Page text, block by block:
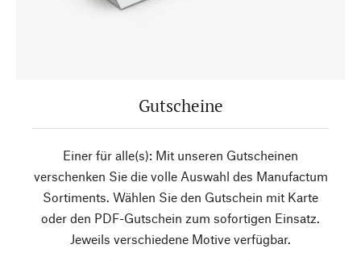
Gutscheine
Einer für alle(s): Mit unseren Gutscheinen
verschenken Sie die volle Auswahl des Manufactum
Sortiments. Wählen Sie den Gutschein mit Karte
oder den PDF-Gutschein zum sofortigen Einsatz.
Jeweils verschiedene Motive verfügbar.